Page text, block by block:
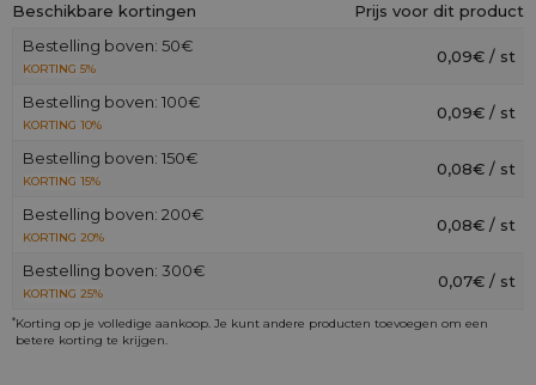
Beschikbare kortingen
Prijs voor dit product
Bestelling boven: 50€
KORTING 5%
0,09€ / st
Bestelling boven: 100€
KORTING 10%
0,09€ / st
Bestelling boven: 150€
KORTING 15%
0,08€ / st
Bestelling boven: 200€
KORTING 20%
0,08€ / st
Bestelling boven: 300€
KORTING 25%
0,07€ / st
*Korting op je volledige aankoop. Je kunt andere producten toevoegen om een
betere korting te krijgen.